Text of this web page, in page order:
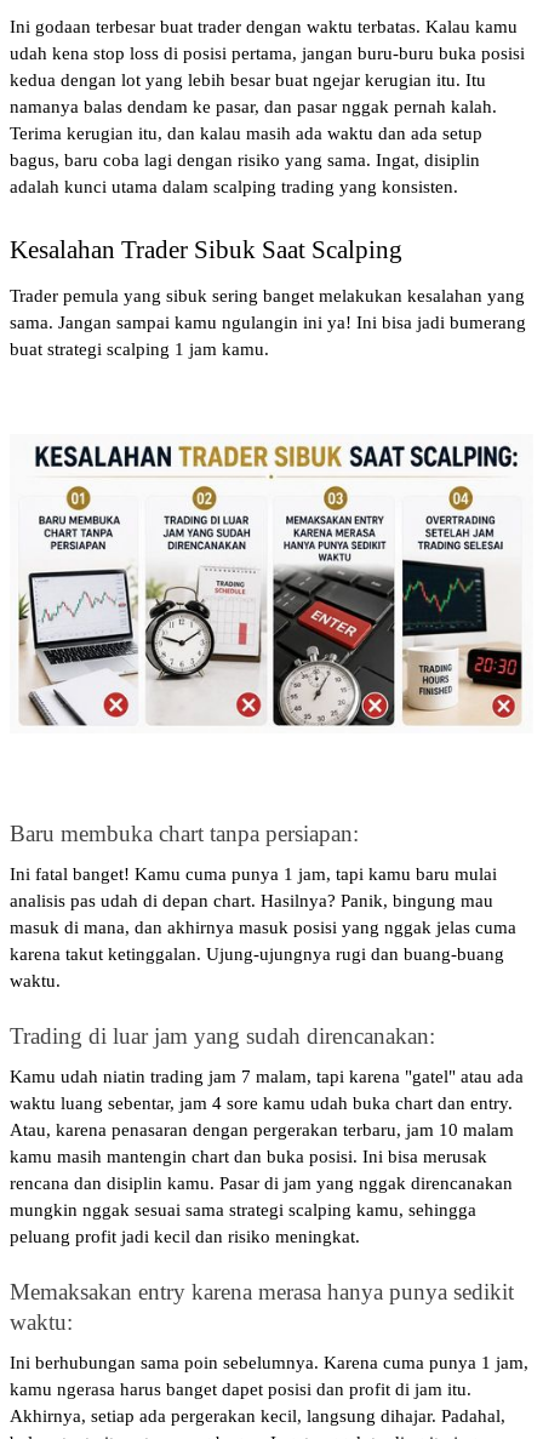
Ini godaan terbesar buat trader dengan waktu terbatas. Kalau kamu
udah kena stop loss di posisi pertama, jangan buru-buru buka posisi
kedua dengan lot yang lebih besar buat ngejar kerugian itu. Itu
namanya balas dendam ke pasar, dan pasar nggak pernah kalah.
Terima kerugian itu, dan kalau masih ada waktu dan ada setup
bagus, baru coba lagi dengan risiko yang sama. Ingat, disiplin
adalah kunci utama dalam scalping trading yang konsisten.
Kesalahan Trader Sibuk Saat Scalping
Trader pemula yang sibuk sering banget melakukan kesalahan yang
sama. Jangan sampai kamu ngulangin ini ya! Ini bisa jadi bumerang
buat strategi scalping 1 jam kamu.
Baru membuka chart tanpa persiapan:
Ini fatal banget! Kamu cuma punya 1 jam, tapi kamu baru mulai
analisis pas udah di depan chart. Hasilnya? Panik, bingung mau
masuk di mana, dan akhirnya masuk posisi yang nggak jelas cuma
karena takut ketinggalan. Ujung-ujungnya rugi dan buang-buang
waktu.
Trading di luar jam yang sudah direncanakan:
Kamu udah niatin trading jam 7 malam, tapi karena "gatel" atau ada
waktu luang sebentar, jam 4 sore kamu udah buka chart dan entry.
Atau, karena penasaran dengan pergerakan terbaru, jam 10 malam
kamu masih mantengin chart dan buka posisi. Ini bisa merusak
rencana dan disiplin kamu. Pasar di jam yang nggak direncanakan
mungkin nggak sesuai sama strategi scalping kamu, sehingga
peluang profit jadi kecil dan risiko meningkat.
Memaksakan entry karena merasa hanya punya sedikit
waktu:
Ini berhubungan sama poin sebelumnya. Karena cuma punya 1 jam,
kamu ngerasa harus banget dapet posisi dan profit di jam itu.
Akhirnya, setiap ada pergerakan kecil, langsung dihajar. Padahal,